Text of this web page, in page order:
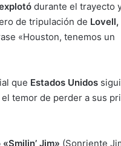
durante el trayecto
de tripulación de
«Houston, tenemos un
que Estados Unidos
temor de perder a sus
Jim» (Sonriente